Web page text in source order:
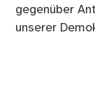
gegenüber
unserer